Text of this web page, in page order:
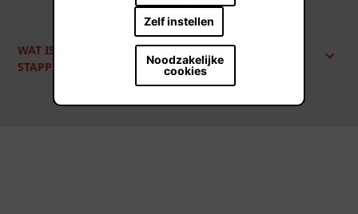
Zelf instellen
Noodzakelijke
cookies
WAT IS HET VOORDEEL VAN WERKEN MET EEN
STAPPENPLAN BIJ EEN RENOVATIE?